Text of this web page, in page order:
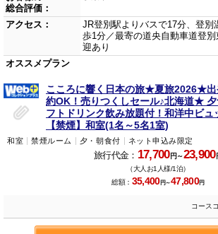
総合評価：
アクセス：
JR登別駅よりバスで17分、登別
歩1分／最寄の道央自動車道登
迎あり
オススメプラン
こころに響く日本の旅★夏旅2026★出
約OK！売りつくしセール♪北海道★
フトドリンク飲み放題付！和洋中ビ
【禁煙】和室(1名～5名1室)
和室 禁煙ルーム 夕・朝食付 ネット申込み限定
旅行代金： 17,700円～23,900
（大人お1人様/1泊）
総額： 35,400円～47,800円
コース